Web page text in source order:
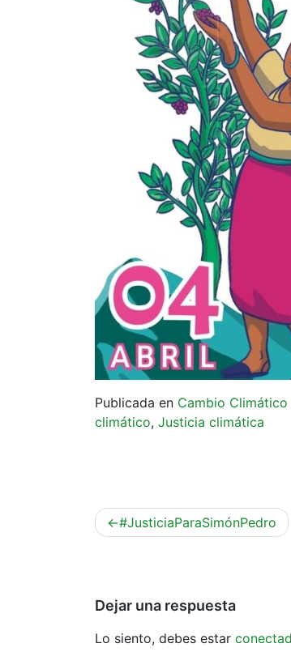
Publicada en Cambio
climático, Justicia climática
Navegación
de
#JusticiaParaSimónPedro
Dejar una respuesta
Lo siento, debes estar